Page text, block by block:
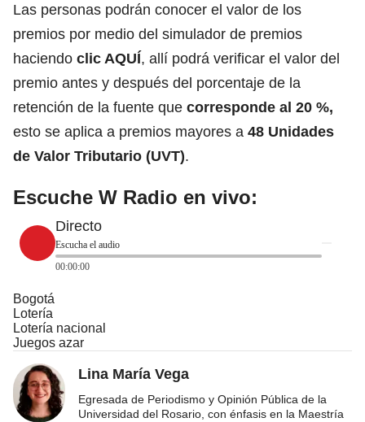
Las personas podrán conocer el valor de los
premios por medio del simulador de premios
haciendo clic AQUÍ, allí podrá verificar el valor del
premio antes y después del porcentaje de la
retención de la fuente que corresponde al 20 %,
esto se aplica a premios mayores a 48 Unidades
de Valor Tributario (UVT).
Escuche W Radio en vivo:
Directo
Escucha el audio
00:00:00
Bogotá
Lotería
Lotería nacional
Juegos azar
Lina María Vega
Egresada de Periodismo y Opinión Pública de la
Universidad del Rosario, con énfasis en la Maestría